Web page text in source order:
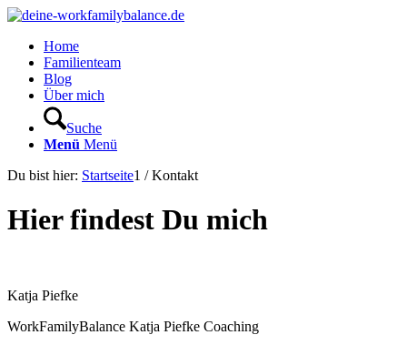
Home
Familienteam
Blog
Über mich
Suche
Menü Menü
Du bist hier: Startseite1 / Kontakt
Hier findest Du mich
Katja Piefke
WorkFamilyBalance Katja Piefke Coaching